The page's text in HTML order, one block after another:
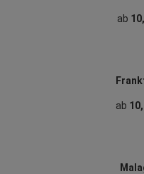
ab
ab